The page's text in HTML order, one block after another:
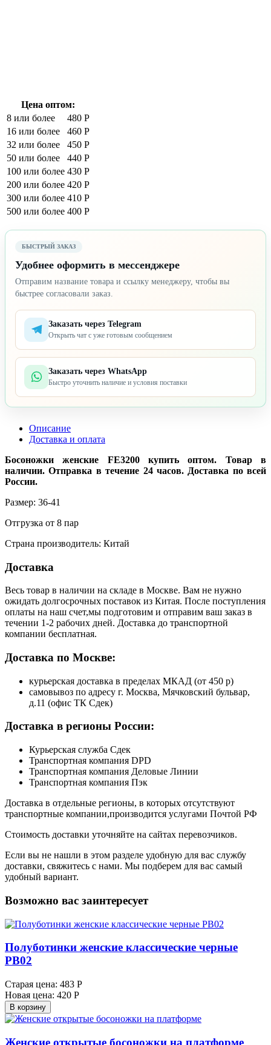
Цена оптом:
8 или более
480 Р
16 или более
460 Р
32 или более
450 Р
50 или более
440 Р
100 или более 430 Р
200 или более 420 Р
300 или более 410 Р
500 или более 400 Р
БЫСТРЫЙ ЗАКАЗ
Удобнее оформить в мессенджере
Отправим название товара и ссылку менеджеру, чтобы вы
быстрее согласовали заказ.
Заказать через Telegram
Открыть чат с уже готовым сообщением
Заказать через WhatsApp
Быстро уточнить наличие и условия поставки
Описание
Доставка и оплата
Босоножки женские FE3200 купить оптом. Товар в
наличии. Отправка в течение 24 часов. Доставка по всей
России.
Размер: 36-41
Отгрузка от 8 пар
Страна производитель: Китай
Доставка
Весь товар в наличии на складе в Москве. Вам не нужно
ожидать долгосрочных поставок из Китая. После поступления
оплаты на наш счет,мы подготовим и отправим ваш заказ в
течении 1-2 рабочих дней. Доставка до транспортной
компании бесплатная.
Доставка по Москве:
курьерская доставка в пределах МКАД (от 450 р)
самовывоз по адресу г. Москва, Мячковский бульвар,
д.11 (офис ТК Сдек)
Доставка в регионы России:
Курьерская служба Сдек
Транспортная компания DPD
Транспортная компания Деловые Линии
Транспортная компания Пэк
Доставка в отдельные регионы, в которых отсутствуют
транспортные компании,производится услугами Почтой РФ
Стоимость доставки уточняйте на сайтах перевозчиков.
Если вы не нашли в этом разделе удобную для вас службу
доставки, свяжитесь с нами. Мы подберем для вас самый
удобный вариант.
Возможно вас заинтересует
Полуботинки женские классические черные
PB02
Старая цена: 483 Р
Новая цена: 420 Р
В корзину
Женские открытые босоножки на платформе